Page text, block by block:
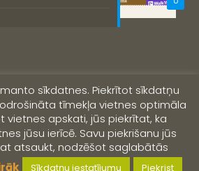
Viestura vidusskola
sīkdatnes. Piekrītot sīkdatņu
tīmekļa vietnes optimāla
vietnes apskati, jūs piekrītat, ka
jūsu ierīcē. Savu piekrišanu jūs
atsaukt, nodzēšot saglabātās
Sīkdatņu iestatījumu Piekrist